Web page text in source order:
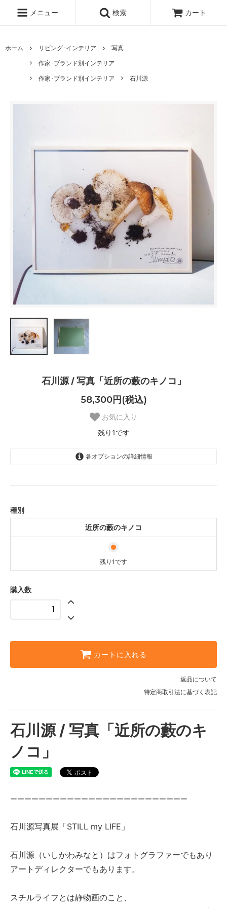
メニュー 検索 カート
ホーム リビング･インテリア
写真
作家･ブランド別インテリア
作家･ブランド別インテリア
石川源
石川源 / 写真「近所の藪のキノコ」
58,300円(税込)
お気に入り
残り1です
各オプションの詳細情報
種別
近所の藪のキノコ
残り1です
購入数
カートに入れる
返品について
特定商取引法に基づく表記
石川源 / 写真「近所の藪のキ
ノコ」
ーーーーーーーーーーーーーーーーーーーーーーーーー
石川源写真展「STILL my LIFE」
石川源（いしかわみなと）はフォトグラファーでもあり
アートディレクターでもあります。
スチルライフとは静物画のこと、